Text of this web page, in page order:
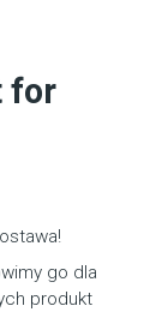
for
go dla
produkt